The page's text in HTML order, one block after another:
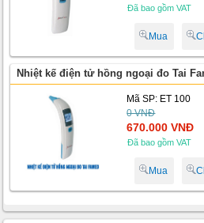
Đã bao gồm VAT
Mua
Nhiệt kế điện tử hồng ngoại đo Tai
Mã SP: ET 100
0 VNĐ
670.000 VNĐ
Đã bao gồm VAT
Mua